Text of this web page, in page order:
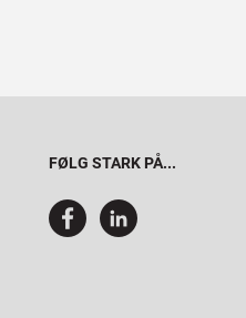
FØLG STARK PÅ...